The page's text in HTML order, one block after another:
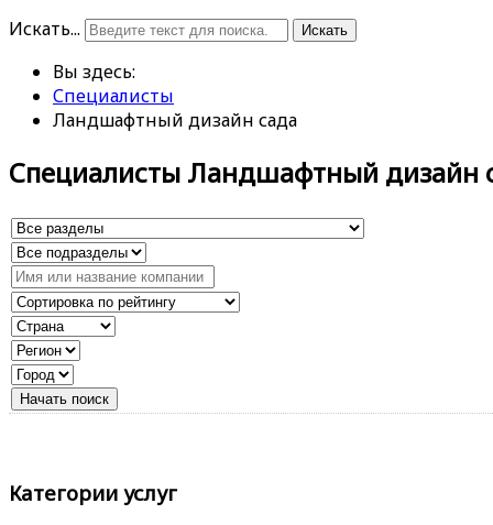
Искать...
Искать
Вы здесь:
Специалисты
Ландшафтный дизайн сада
Специалисты Ландшафтный дизайн
Категории услуг